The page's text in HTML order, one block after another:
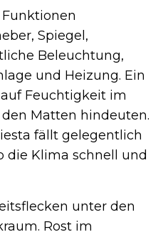
Spiegel,
Beleuchtung,
und Heizung. Ein
Feuchtigkeit im
Matten hindeuten.
fällt gelegentlich
die Klima schnell und
unter den
Rost im